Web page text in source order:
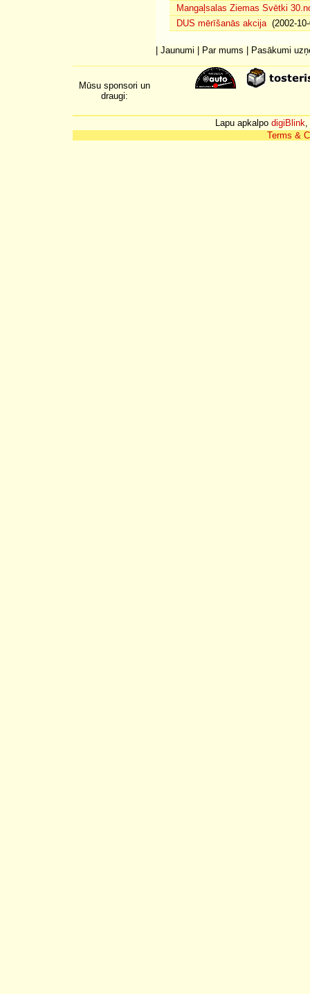
Mangaļsalas Ziemas Svētki
DUS mērīšanās akcija(2002-10-
Jaunumi Par mums Pasākumi
Mūsu sponsori un
draugi:
Lapu apkalpo digiBlink,
Terms &